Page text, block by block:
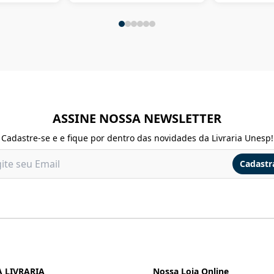
ASSINE NOSSA NEWSLETTER
Cadastre-se e e fique por dentro das novidades da Livraria Unesp!
LIVRARIA Nossa Loja Online